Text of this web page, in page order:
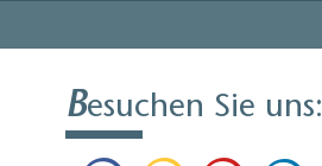
Besuchen Sie uns: